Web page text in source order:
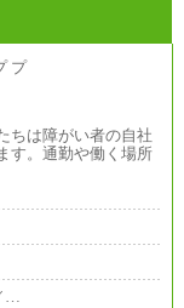
ちは障がい者の自社
す。通勤や働く場所
…